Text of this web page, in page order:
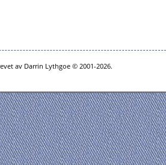
av Darrin Lythgoe © 2001-2026.